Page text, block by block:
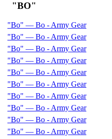
"BO"
"Bo" — Bo - Army Gear
"Bo" — Bo - Army Gear
"Bo" — Bo - Army Gear
"Bo" — Bo - Army Gear
"Bo" — Bo - Army Gear
"Bo" — Bo - Army Gear
"Bo" — Bo - Army Gear
"Bo" — Bo - Army Gear
"Bo" — Bo - Army Gear
"Bo" — Bo - Army Gear